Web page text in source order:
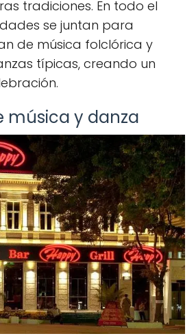
tradiciones. En todo el
se juntan para
de música folclórica y
típicas, creando un
música y danza